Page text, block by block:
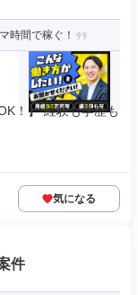
時間で稼ぐ！
！】 経験も学歴も
気になる
件